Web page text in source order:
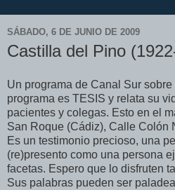
SÁBADO, 6 DE JUNIO DE 2009
Castilla del Pino
Un programa de Canal Sur
programa es TESIS y relata su
pacientes y colegas. Esto en el
San Roque (Cádiz), Calle Colón
Es un testimonio precioso, una
(re)presento como una persona
facetas. Espero que lo disfruten
Sus palabras pueden ser